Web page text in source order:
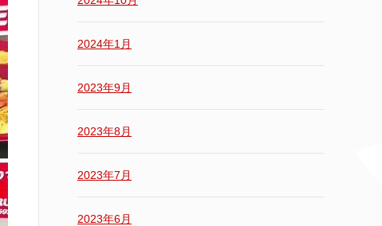
2024年1月
2023年9月
2023年8月
2023年7月
2023年6月